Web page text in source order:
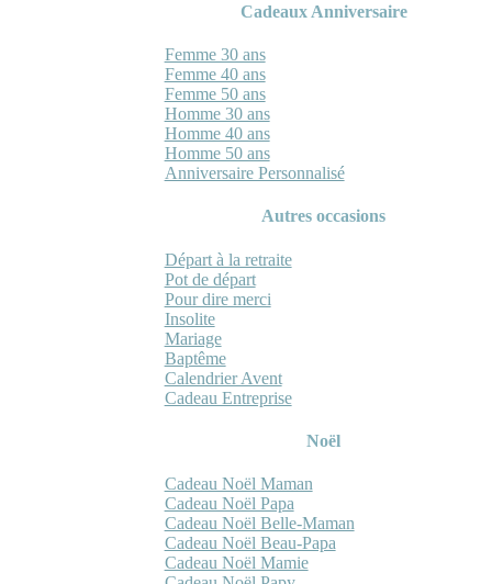
Cadeaux Anniversaire
Femme 30 ans
Femme 40 ans
Femme 50 ans
Homme 30 ans
Homme 40 ans
Homme 50 ans
Anniversaire Personnalisé
Autres occasions
Départ à la retraite
Pot de départ
Pour dire merci
Insolite
Mariage
Baptême
Calendrier Avent
Cadeau Entreprise
Noël
Cadeau Noël Maman
Cadeau Noël Papa
Cadeau Noël Belle-Maman
Cadeau Noël Beau-Papa
Cadeau Noël Mamie